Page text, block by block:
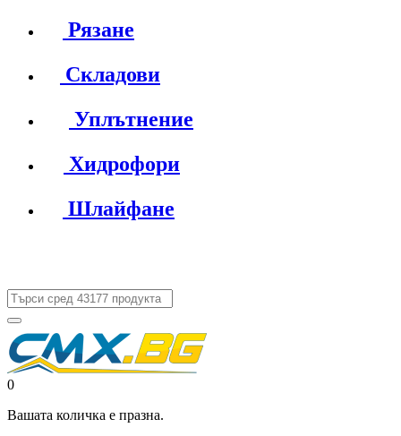
Рязане
Складови
Уплътнение
Хидрофори
Шлайфане
0
Вашата количка е празна.